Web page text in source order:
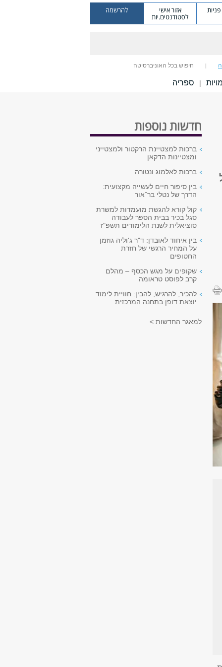
אזור אישי
לסטודנטים.יות
להרשמה
חיפוש בכל האוניברסיטה
| ספריה
חדשות נוספות
ברכות למצטיינת הרקטור ולמצטייני
ומצטיינות הדקאן
ברכות לאלמוג ונטורה
בין סיפור חיים לעשייה מקצועית:
הדרך של נטלי בר־אור
קול קורא להגשת מועמדות למשרת
סגל בכיר בבית הספר לעבודה
סוציאלית לשנת הלימודים תשפ"ז
בין איחוד לאובדן: ד"ר ג'וליה גוזמן
על המחיר הרגשי של חזרת
החטופים
שקופים על מגש הכסף – מהלם
קרב לפוסט טראומה
להכיר, להרגיש, להבין: חוויית לימוד
יוצאת דופן בתחנה המרכזית
למאגר החדשות >